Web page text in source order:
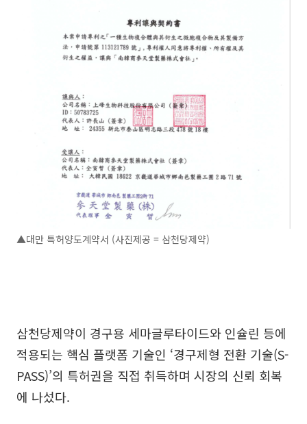
▲대만 특허양도계약서 (사진제공 = 삼천당제약)
삼천당제약이 경구용 세마글루타이드와 인슐린 등에
적용되는 핵심 플랫폼 기술인 ‘경구제형 전환 기술(S-
PASS)’의 특허권을 직접 취득하며 시장의 신뢰 회복
에 나섰다.